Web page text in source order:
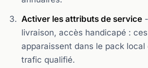
Activer les attributs de service
livraison, accès handicapé :
apparaissent dans le pack local
trafic qualifié.